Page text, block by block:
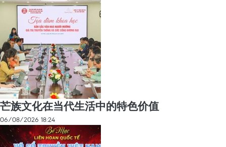
芒族文化在当代生活中的特色价值
06/08/2026 18:24